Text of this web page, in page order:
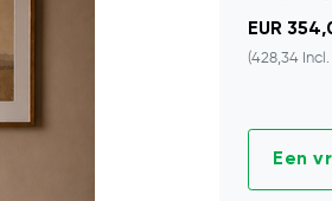
EUR
(428,34
Een